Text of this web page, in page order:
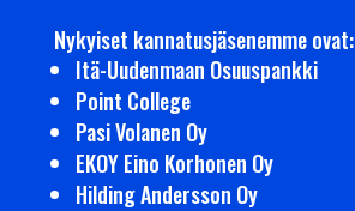
Nykyiset kannatusjäsenemme ovat:
Itä-Uudenmaan Osuuspankki
Point College
Pasi Volanen Oy
EKOY Eino Korhonen Oy
Hilding Andersson Oy